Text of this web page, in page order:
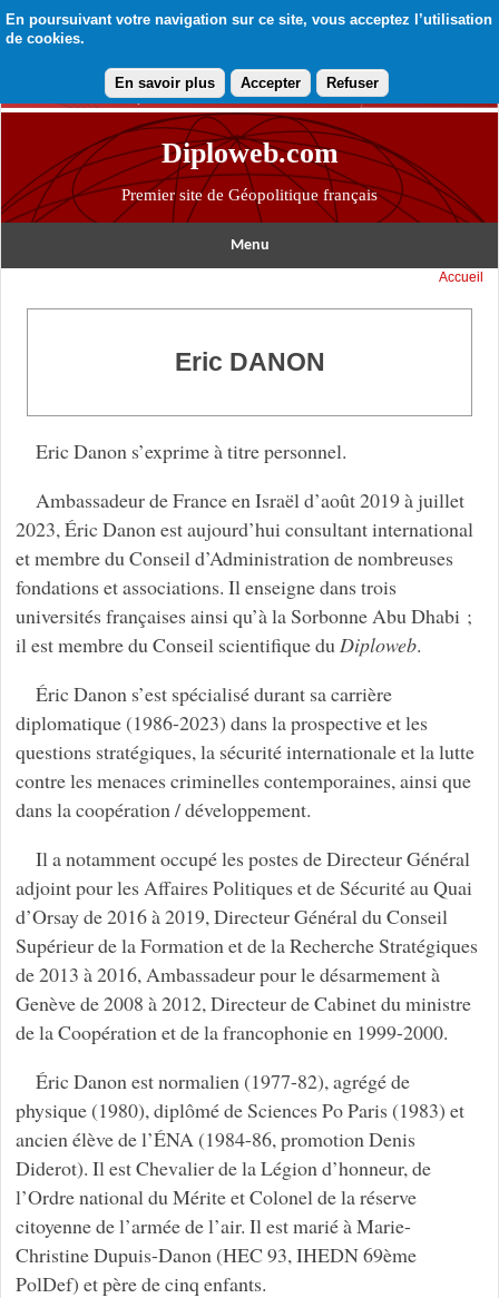
En poursuivant votre navigation sur ce site, vous acceptez l’utilisation
de cookies.
En savoir plus Accepter Refuser
Diploweb.com
Premier site de Géopolitique français
Menu
Accueil
Eric DANON
Eric Danon s’exprime à titre personnel.
Ambassadeur de France en Israël d’août 2019 à juillet
2023, Éric Danon est aujourd’hui consultant international
et membre du Conseil d’Administration de nombreuses
fondations et associations. Il enseigne dans trois
universités françaises ainsi qu’à la Sorbonne Abu Dhabi ;
il est membre du Conseil scientifique duDiploweb.
Éric Danon s’est spécialisé durant sa carrière
diplomatique (1986-2023) dans la prospective et les
questions stratégiques, la sécurité internationale et la lutte
contre les menaces criminelles contemporaines, ainsi que
dans la coopération / développement.
Il a notamment occupé les postes de Directeur Général
adjoint pour les Affaires Politiques et de Sécurité au Quai
d’Orsay de 2016 à 2019, Directeur Général du Conseil
Supérieur de la Formation et de la Recherche Stratégiques
de 2013 à 2016, Ambassadeur pour le désarmement à
Genève de 2008 à 2012, Directeur de Cabinet du ministre
de la Coopération et de la francophonie en 1999-2000.
Éric Danon est normalien (1977-82), agrégé de
physique (1980), diplômé de Sciences Po Paris (1983) et
ancien élève de l’ÉNA (1984-86, promotion Denis
Diderot). Il est Chevalier de la Légion d’honneur, de
l’Ordre national du Mérite et Colonel de la réserve
citoyenne de l’armée de l’air. Il est marié à Marie-
Christine Dupuis-Danon (HEC 93, IHEDN 69ème
PolDef) et père de cinq enfants.